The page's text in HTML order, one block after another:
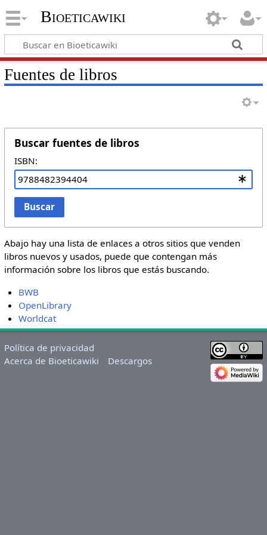
Bioeticawiki
Fuentes de libros
Buscar fuentes de libros
ISBN:
Buscar
Abajo hay una lista de enlaces a otros sitios que venden
libros nuevos y usados, puede que contengan más
información sobre los libros que estás buscando.
BWB
OpenLibrary
Worldcat
Política de privacidad
Acerca de Bioeticawiki
Descargos